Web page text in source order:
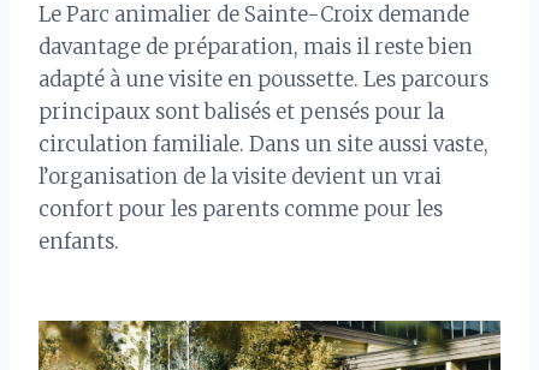
Le Parc animalier de Sainte-Croix demande
davantage de préparation, mais il reste bien
adapté à une visite en poussette. Les parcours
principaux sont balisés et pensés pour la
circulation familiale. Dans un site aussi vaste,
l’organisation de la visite devient un vrai
confort pour les parents comme pour les
enfants.